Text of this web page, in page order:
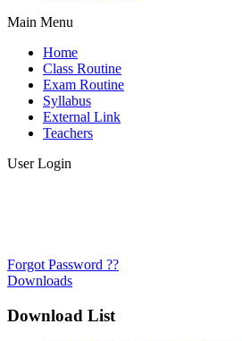
Main Menu
Home
Class Routine
Exam Routine
Syllabus
External Link
Teachers
User Login
Forgot Password ??
Downloads
Download List